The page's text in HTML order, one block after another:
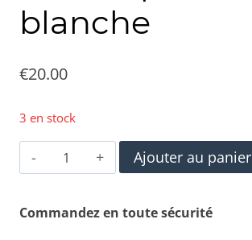
blanche
€20.00
3 en stock
quantité
de
0265007073
Ajouter au panier
Commandez en toute sécurité